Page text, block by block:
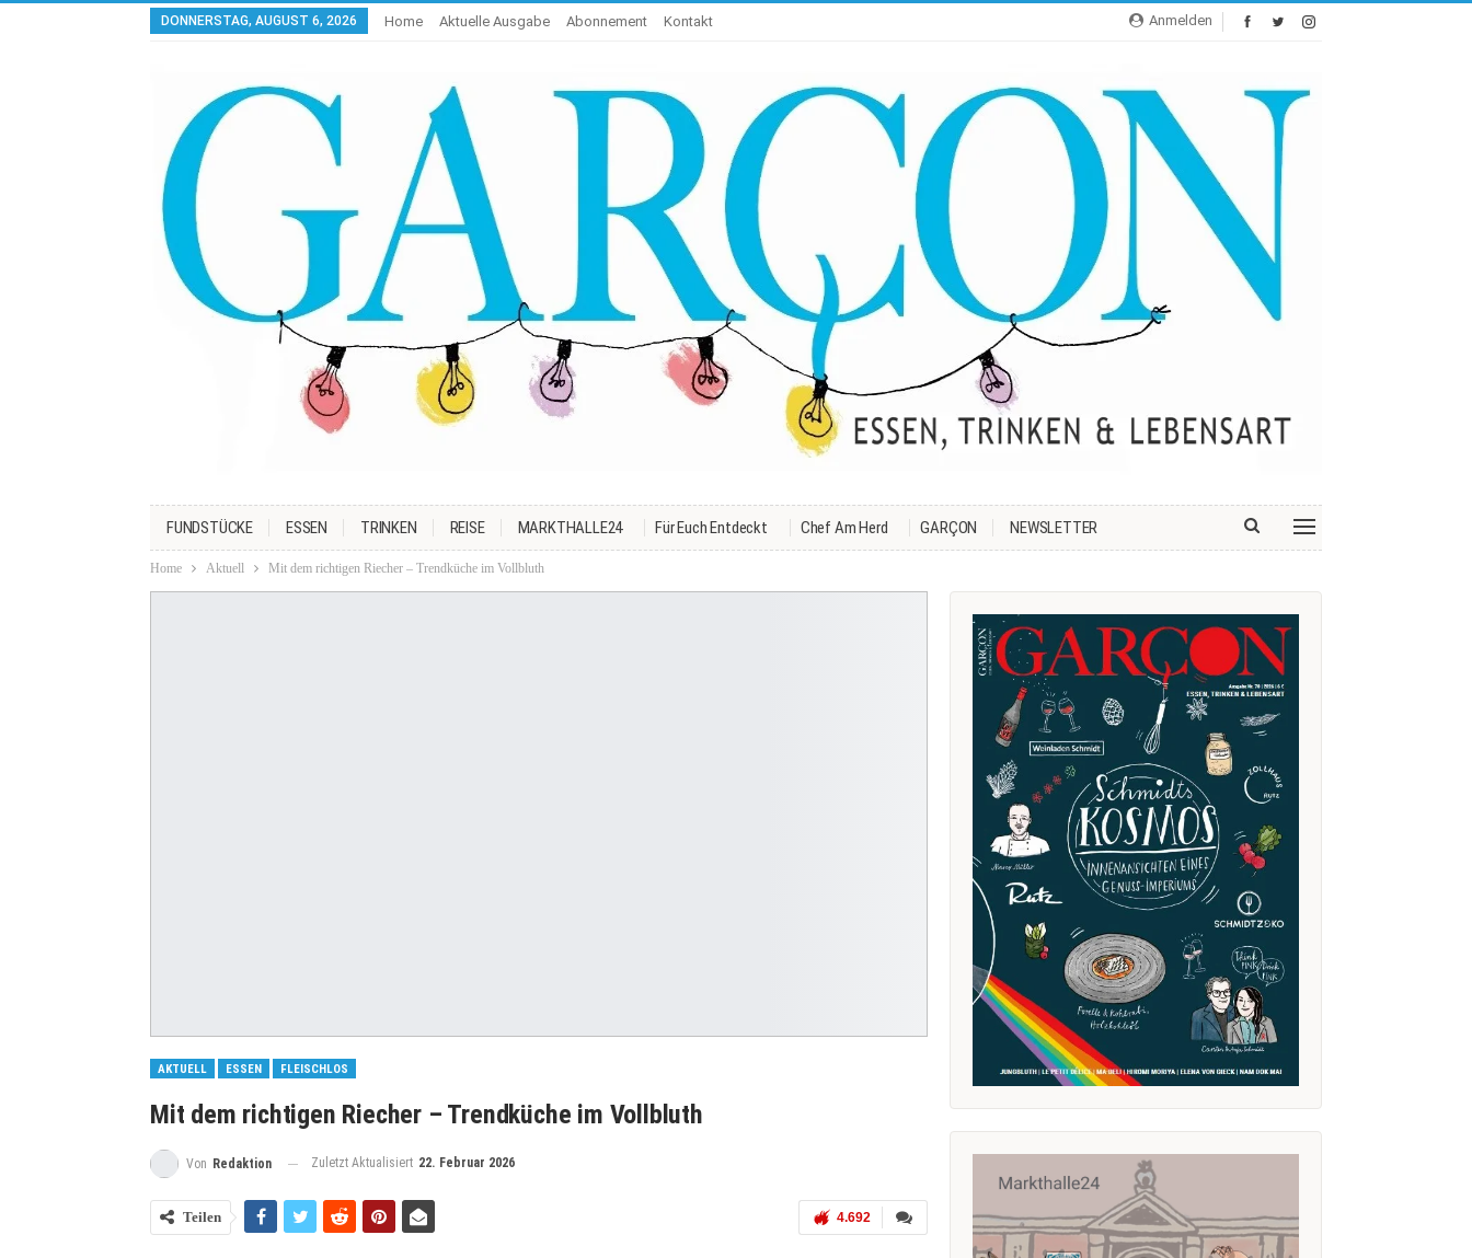
Anmelden
DONNERSTAG, AUGUST 6, 2026 Home Aktuelle Ausgabe Abonnement Kontakt
FUNDSTÜCKE ESSEN TRINKEN REISE MARKTHALLE24 Für Euch Entdeckt Chef Am Herd GARÇON NEWSLETTER
Home Aktuell Mit dem richtigen Riecher – Trendküche im Vollbluth
AKTUELL ESSEN FLEISCHLOS
Mit dem richtigen Riecher – Trendküche im Vollbluth
Von Redaktion Zuletzt Aktualisiert 22. Februar 2026
4.692
Teilen